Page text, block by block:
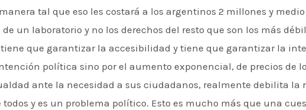
tal que eso les costará a los argentinos 2 millones y
de un laboratorio y no los derechos del resto que son los más
que garantizar la accesibilidad y tiene que garantizar la
política sino por el aumento exponencial, de precios de
ante la necesidad a sus ciudadanos, realmente debilita la
todos y es un problema político. Esto es mucho más que una